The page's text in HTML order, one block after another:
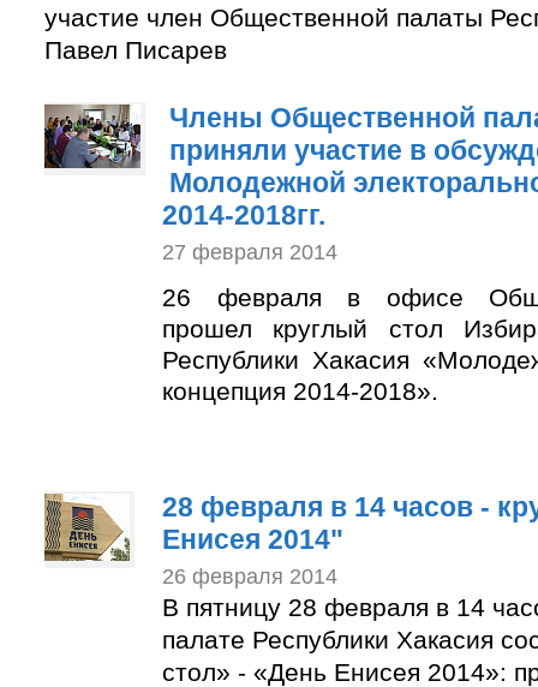
участие член Общественной палаты
Павел Писарев
Члены Общественной
приняли участие в
Молодежной
2014-2018гг.
27 февраля 2014
26 февраля в офисе
прошел круглый стол
Республики Хакасия
концепция 2014-2018».
28 февраля в 14 часов -
Енисея 2014"
26 февраля 2014
В пятницу 28 февраля в 14
палате Республики Хакасия
стол» - «День Енисея 2014»: